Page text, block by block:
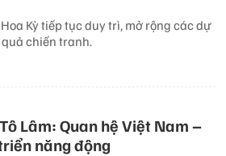
Kỳ tiếp tục duy trì, mở rộng các dự
chiến tranh.
Lâm: Quan hệ Việt Nam –
năng động